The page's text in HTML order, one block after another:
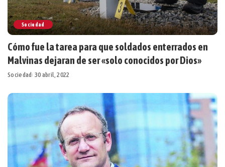
Sociedad
Cómo fue la tarea para que soldados enterrados en
Malvinas dejaran de ser «solo conocidos por Dios»
Sociedad 30 abril, 2022